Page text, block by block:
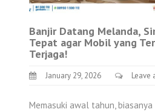
Banjir Datang Melanda,
Tepat agar Mobil yang
Terjaga!
January 29, 2026 Leave
Memasuki awal tahun,